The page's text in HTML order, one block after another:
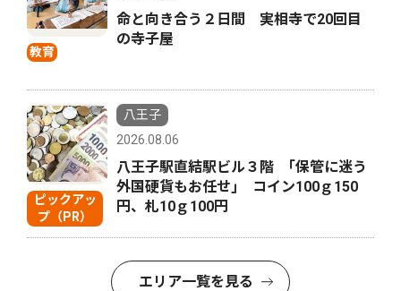
教育
命と向き合う２日間 実相寺で20回目
の寺子屋
ピックアッ
プ（PR）
八王子
2026.08.06
八王子駅直結駅ビル３階 ｢保管に迷う
外国硬貨もお任せ｣ コイン100ｇ150
円、札10ｇ100円
エリア一覧を見る